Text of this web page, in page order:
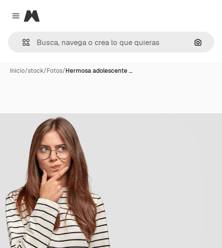
Close menu
Magnific
Inicio/stock/Fotos/Hermosa adolescente …